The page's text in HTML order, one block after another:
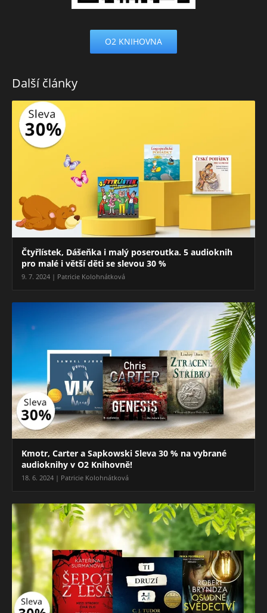
O2 KNIHOVNA
Další články
Čtyřlístek, Dášeňka i malý poseroutka. 5 audioknih
pro malé i větší děti se slevou 30 %
9. 7. 2024 | Patricie Kolohnátková
Kmotr, Carter a Sapkowski Sleva 30 % na vybrané
audioknihy v O2 Knihovně!
18. 6. 2024 | Patricie Kolohnátková